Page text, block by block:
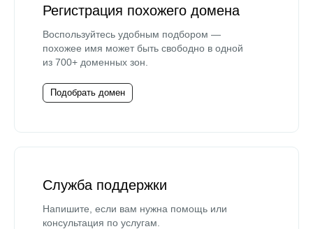
Регистрация похожего домена
Воспользуйтесь удобным подбором —
похожее имя может быть свободно в одной
из 700+ доменных зон.
Подобрать домен
Служба поддержки
Напишите, если вам нужна помощь или
консультация по услугам.